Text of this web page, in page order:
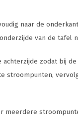
naar de
van de tafel
zodat bij
stroompunten,
meerdere